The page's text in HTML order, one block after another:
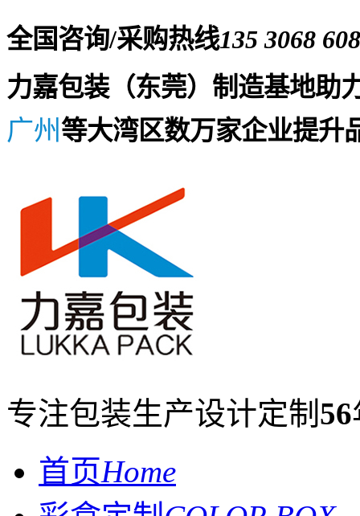
全国咨询/采购热线135 3068
力嘉包装（东莞）制造基地助
广州等大湾区数万家企业提升
专注包装生产设计定制 56
首页Home